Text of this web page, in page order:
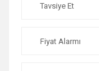
Tavsiye Et
Fiyat Alarmı